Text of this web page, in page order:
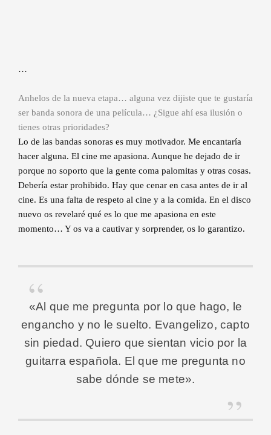
…
Anhelos de la nueva etapa… alguna vez dijiste que te gustaría
ser banda sonora de una película… ¿Sigue ahí esa ilusión o
tienes otras prioridades?
Lo de las bandas sonoras es muy motivador. Me encantaría
hacer alguna. El cine me apasiona. Aunque he dejado de ir
porque no soporto que la gente coma palomitas y otras cosas.
Debería estar prohibido. Hay que cenar en casa antes de ir al
cine. Es una falta de respeto al cine y a la comida. En el disco
nuevo os revelaré qué es lo que me apasiona en este
momento… Y os va a cautivar y sorprender, os lo garantizo.
«Al que me pregunta por lo que hago, le
engancho y no le suelto. Evangelizo, capto
sin piedad. Quiero que sientan vicio por la
guitarra española. El que me pregunta no
sabe dónde se mete».